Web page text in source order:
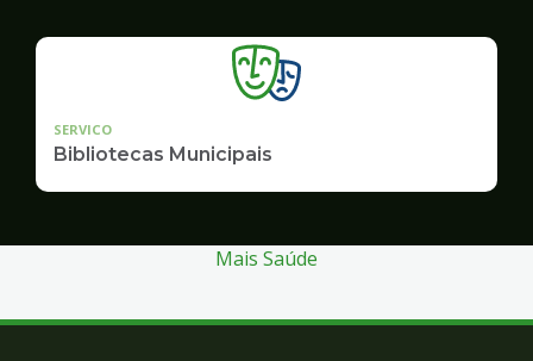
SERVICO
Bibliotecas Municipais
Mais Saúde